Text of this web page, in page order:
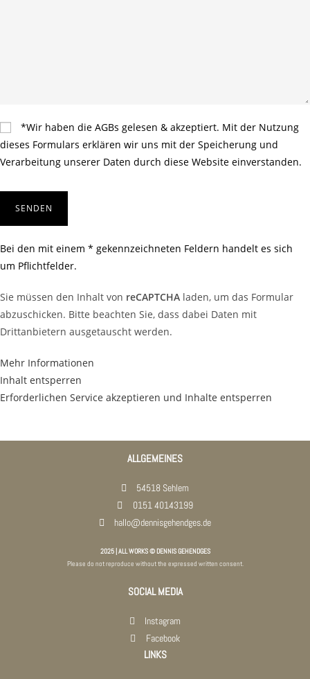
*Wir haben die AGBs gelesen & akzeptiert. Mit der Nutzung
dieses Formulars erklären wir uns mit der Speicherung und
Verarbeitung unserer Daten durch diese Website einverstanden.
Bei den mit einem * gekennzeichneten Feldern handelt es sich
um Pflichtfelder.
Sie müssen den Inhalt von reCAPTCHA laden, um das Formular
abzuschicken. Bitte beachten Sie, dass dabei Daten mit
Drittanbietern ausgetauscht werden.
Mehr Informationen
Inhalt entsperren
Erforderlichen Service akzeptieren und Inhalte entsperren
ALLGEMEINES
54518 Sehlem
0151 40143199
hallo@dennisgehendges.de
2025 | ALL WORKS © DENNIS GEHENDGES
Please do not reproduce without the expressed written consent.
SOCIAL MEDIA
Instagram
Facebook
LINKS